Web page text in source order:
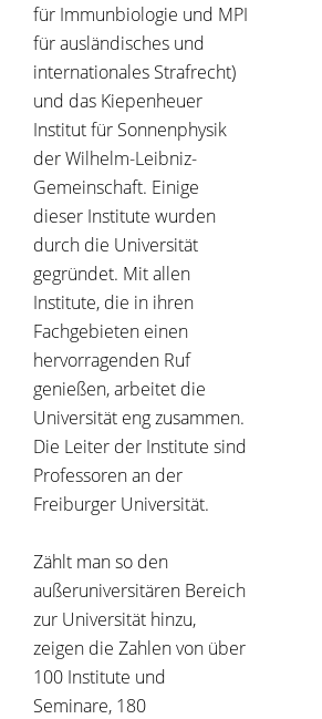
für Immunbiologie und MPI
für ausländisches und
internationales Strafrecht)
und das Kiepenheuer
Institut für Sonnenphysik
der Wilhelm-Leibniz-
Gemeinschaft. Einige
dieser Institute wurden
durch die Universität
gegründet. Mit allen
Institute, die in ihren
Fachgebieten einen
hervorragenden Ruf
genießen, arbeitet die
Universität eng zusammen.
Die Leiter der Institute sind
Professoren an der
Freiburger Universität.
Zählt man so den
außeruniversitären Bereich
zur Universität hinzu,
zeigen die Zahlen von über
100 Institute und
Seminare, 180